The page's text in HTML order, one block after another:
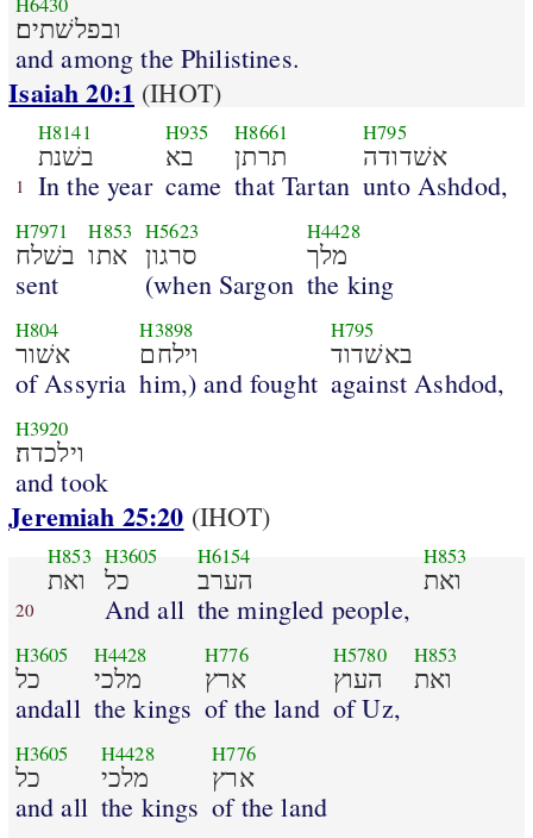
ובפלשׁתים׃
and among the Philistines.
Isaiah 20:1 (IHOT)
1
H8141
בשׁנת
In the year
H935
בא
came
H8661
תרתן
that Tartan
H795
אשׁדודה
unto Ashdod,
H7971
בשׁלח
sent
H853
אתו
H5623
סרגון
(when Sargon
H4428
מלך
the king
H804
אשׁור
of Assyria
H3898
וילחם
him,) and fought
H795
באשׁדוד
against Ashdod,
H3920
וילכדה׃
and took
Jeremiah 25:20 (IHOT)
20
H853
ואת
H3605
כל
And all
H6154
הערב
the mingled people,
H853
ואת
H3605
כל
andall
H4428
מלכי
the kings
H776
ארץ
of the land
H5780
העוץ
of Uz,
H853
ואת
H3605
כל
and all
H4428
מלכי
the kings
H776
ארץ
of the land